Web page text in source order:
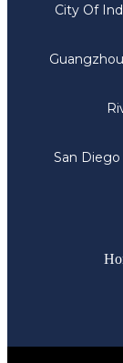
City Of
Guangzhou
San Diego